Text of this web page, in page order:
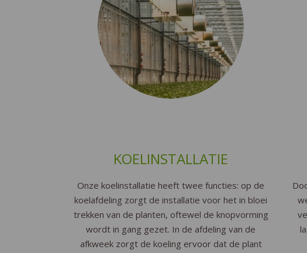
KOELINSTALLATIE
Onze koelinstallatie heeft twee functies: op de
koelafdeling zorgt de installatie voor het in bloei
trekken van de planten, oftewel de knopvorming
wordt in gang gezet. In de afdeling van de
afkweek zorgt de koeling ervoor dat de plant